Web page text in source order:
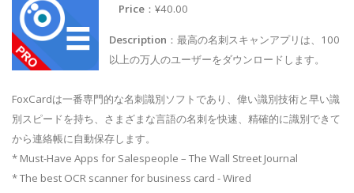
Price ：¥40.00
Description ：最高の名刺スキャンアプリは、100
以上の万人のユーザーをダウンロードします。
FoxCardは一番専門的な名刺識別ソフトであり、偉い識別技術と早い識
別スピードを持ち、さまざまな言語の名刺を快速、精確的に識別できて
から連絡帳に自動保存します。
* Must-Have Apps for Salespeople – The Wall Street Journal
* The best OCR scanner for business card - Wired